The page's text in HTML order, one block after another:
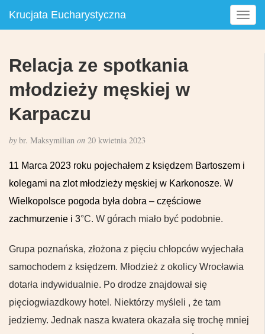
Krucjata Eucharystyczna
T
o
a
Relacja ze spotkania
młodzieży męskiej w
Karpaczu
by br. Maksymilian on 20 kwietnia 2023
11 Marca 2023 roku pojechałem z księdzem Bartoszem i
kolegami na zlot młodzieży męskiej w Karkonosze. W
Wielkopolsce pogoda była dobra – częściowe
zachmurzenie i 3°C. W górach miało być podobnie.
Grupa poznańska, złożona z pięciu chłopców wyjechała
samochodem z księdzem. Młodzież z okolicy Wrocławia
dotarła indywidualnie. Po drodze znajdował się
pięciogwiazdkowy hotel. Niektórzy myśleli , że tam
jedziemy. Jednak nasza kwatera okazała się trochę mniej